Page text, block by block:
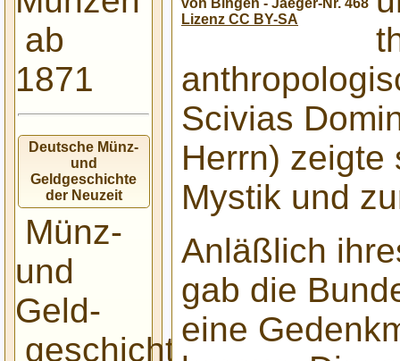
ab
1871
Deutsche Münz-
und
Geldgeschichte
der Neuzeit
Münz-
und
Geld-
geschichte
Lizenz CC BY-SA
Scivias
Herrn) zeigte
Mystik und
Anläßlich
gab die
eine